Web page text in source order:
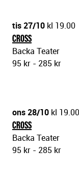
tis 27/10 kl 19.00
CROSS
Backa Teater
95 kr - 285 kr
ons 28/10 kl 19.00
CROSS
Backa Teater
95 kr - 285 kr